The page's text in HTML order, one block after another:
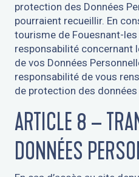
protection des Données
pourraient recueillir. En
tourisme de Fouesnant-
responsabilité concernant
de vos Données
responsabilité de vous
de protection des
ARTICLE 8 –
DONNÉES